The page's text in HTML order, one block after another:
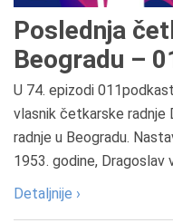
Poslednja
Beogradu –
U 74. epizodi
vlasnik četkarske radnje
radnje u Beogradu.
1953. godine, Dragoslav
Detaljnije ›